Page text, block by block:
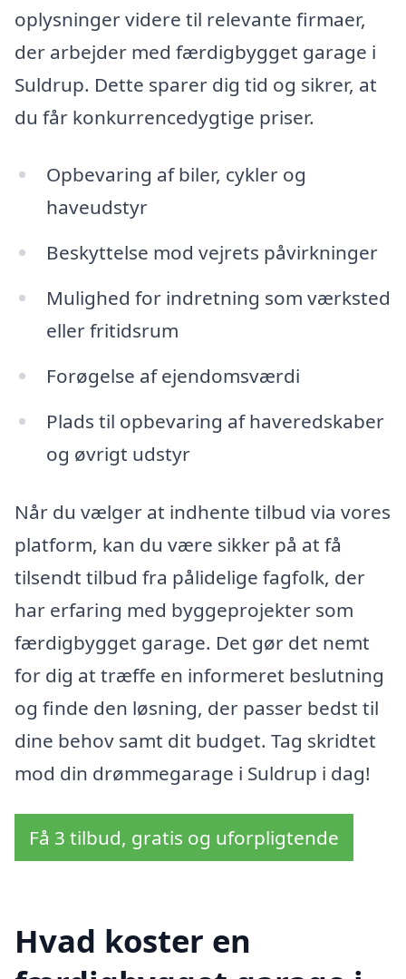
oplysninger videre til relevante firmaer,
der arbejder med færdigbygget garage i
Suldrup. Dette sparer dig tid og sikrer, at
du får konkurrencedygtige priser.
Opbevaring af biler, cykler og
haveudstyr
Beskyttelse mod vejrets påvirkninger
Mulighed for indretning som værksted
eller fritidsrum
Forøgelse af ejendomsværdi
Plads til opbevaring af haveredskaber
og øvrigt udstyr
Når du vælger at indhente tilbud via vores
platform, kan du være sikker på at få
tilsendt tilbud fra pålidelige fagfolk, der
har erfaring med byggeprojekter som
færdigbygget garage. Det gør det nemt
for dig at træffe en informeret beslutning
og finde den løsning, der passer bedst til
dine behov samt dit budget. Tag skridtet
mod din drømmegarage i Suldrup i dag!
Få 3 tilbud, gratis og uforpligtende
Hvad koster en